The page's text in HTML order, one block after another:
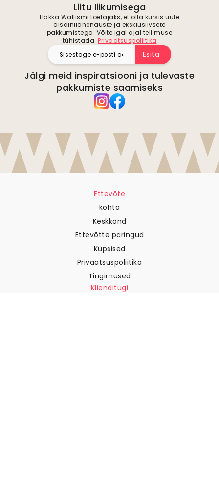
Liitu liikumisega
Hakka Wallismi toetajaks, et olla kursis uute
disainilahenduste ja eksklusiivsete
pakkumistega. Võite igal ajal tellimuse
tühistada. Privaatsuspoliitika
Esita
Jälgi meid inspiratsiooni ja tulevaste
pakkumiste saamiseks
Ettevõte
kohta
Keskkond
Ettevõtte päringud
Küpsised
Privaatsuspoliitika
Tingimused
Klienditugi